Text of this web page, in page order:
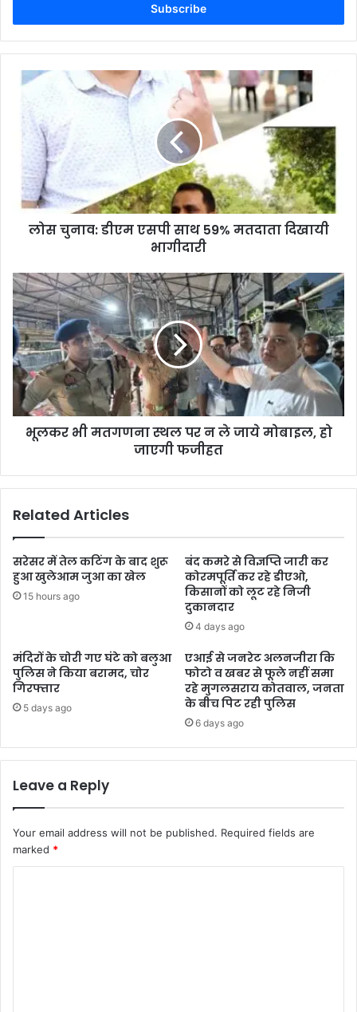
लोस चुनाव: डीएम एसपी साथ 59% मतदाता दिखायी
भागीदारी
भूलकर भी मतगणना स्थल पर न ले जाये मोबाइल, हो
जाएगी फजीहत
Related Articles
सरेसर में तेल कटिंग के बाद शुरू
हुआ खुलेआम जुआ का खेल
15 hours ago
बंद कमरे से विज्ञप्ति जारी कर
कोरमपूर्ति कर रहे डीएओ,
किसानों को लूट रहे निजी
दुकानदार
4 days ago
मंदिरों के चोरी गए घंटे को बलुआ
पुलिस ने किया बरामद, चोर
गिरफ्तार
5 days ago
एआई से जनरेट अलनजीरा कि
फोटो व खबर से फूले नहीं समा
रहे मुगलसराय कोतवाल, जनता
के बीच पिट रही पुलिस
6 days ago
Leave a Reply
Your email address will not be published. Required fields are
marked *